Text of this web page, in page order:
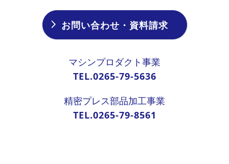
お問い合わせ・資料請求
マシンプロダクト事業
TEL.0265-79-5636
精密プレス部品加工事業
TEL.0265-79-8561